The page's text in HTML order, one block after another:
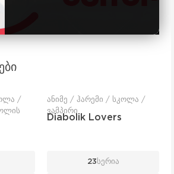
/
ანიმე / ჰარემი / სკოლა /
ვამპირი
Diabolik Lovers
23 სერია